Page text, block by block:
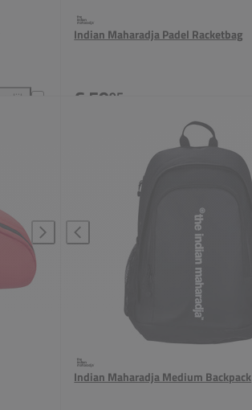
Indian Maharadja Padel Racketbag
€ 5995
Indian Maharadja Medium Backpack